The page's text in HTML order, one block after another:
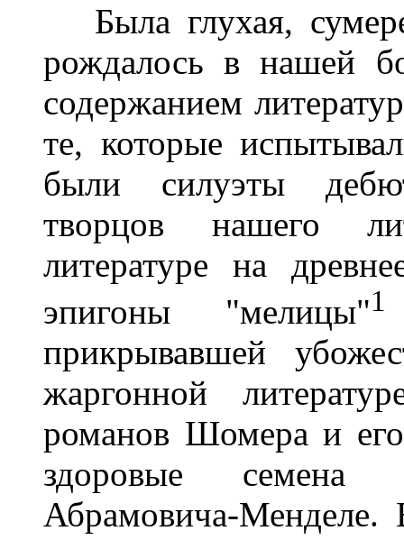
Была глухая,
рождалось в нашей
содержанием
те, которые
были силуэты
творцов нашего
литературе на
эпигоны "мелицы"1
прикрывавшей
жаргонной
романов Шомера и
здоровые семена
Абрамовича-Менделе.